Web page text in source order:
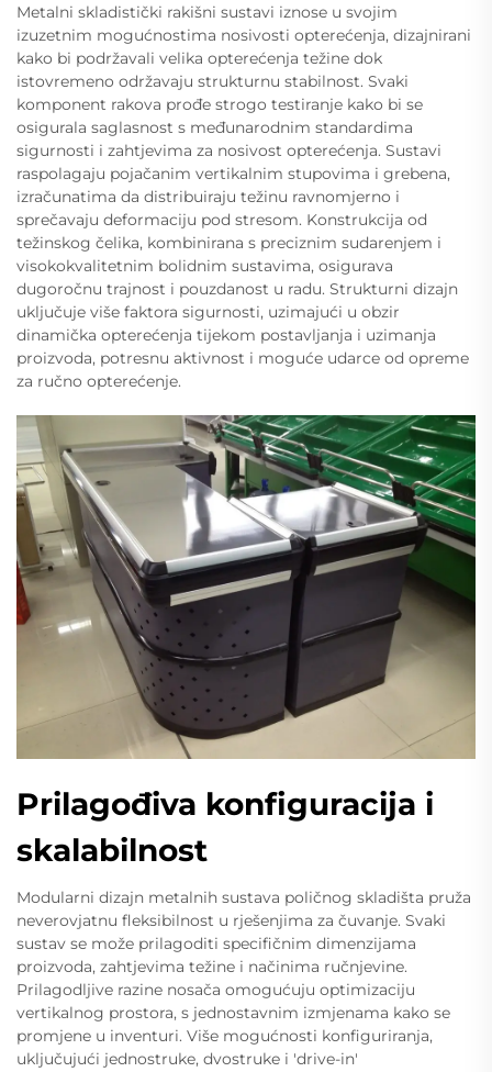
Metalni skladistički rakišni sustavi iznose u svojim
izuzetnim mogućnostima nosivosti opterećenja, dizajnirani
kako bi podržavali velika opterećenja težine dok
istovremeno održavaju strukturnu stabilnost. Svaki
komponent rakova prođe strogo testiranje kako bi se
osigurala saglasnost s međunarodnim standardima
sigurnosti i zahtjevima za nosivost opterećenja. Sustavi
raspolagaju pojačanim vertikalnim stupovima i grebena,
izračunatima da distribuiraju težinu ravnomjerno i
sprečavaju deformaciju pod stresom. Konstrukcija od
težinskog čelika, kombinirana s preciznim sudarenjem i
visokokvalitetnim bolidnim sustavima, osigurava
dugoročnu trajnost i pouzdanost u radu. Strukturni dizajn
uključuje više faktora sigurnosti, uzimajući u obzir
dinamička opterećenja tijekom postavljanja i uzimanja
proizvoda, potresnu aktivnost i moguće udarce od opreme
za ručno opterećenje.
Prilagođiva konfiguracija i
skalabilnost
Modularni dizajn metalnih sustava poličnog skladišta pruža
neverovjatnu fleksibilnost u rješenjima za čuvanje. Svaki
sustav se može prilagoditi specifičnim dimenzijama
proizvoda, zahtjevima težine i načinima ručnjevine.
Prilagodljive razine nosača omogućuju optimizaciju
vertikalnog prostora, s jednostavnim izmjenama kako se
promjene u inventuri. Više mogućnosti konfiguriranja,
uključujući jednostruke, dvostruke i 'drive-in'